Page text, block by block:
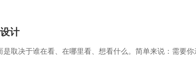
计
取决于谁在看、在哪里看、想看什么。简单来说：需要